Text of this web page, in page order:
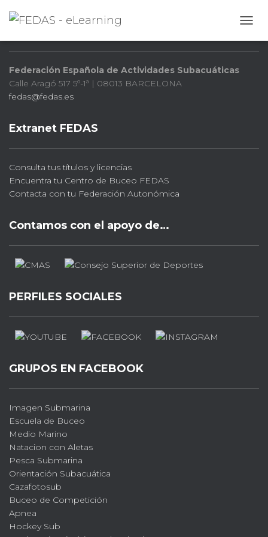
Federación Española de Actividades Subacuáticas
Calle Aragó 517 5º-1ª | 08013 BARCELONA
fedas@fedas.es
Extranet FEDAS
Consulta tus títulos y licencias
Encuentra tu Centro de Buceo FEDAS
Contacta con tu Federación Autonómica
Contamos con el apoyo de…
PERFILES SOCIALES
GRUPOS EN FACEBOOK
Imagen Submarina
Escuela de Buceo
Medio Marino
Natacion con Aletas
Pesca Submarina
Orientación Subacuática
Cazafotosub
Buceo de Competición
Apnea
Hockey Sub